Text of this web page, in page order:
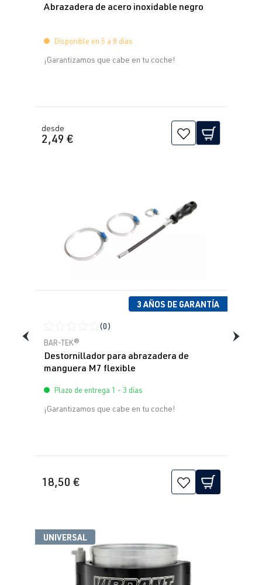
Abrazadera de acero inoxidable negro
Disponible en 5 a 8 días
¡Garantizamos que cabe en tu coche!
desde
2,49 €
3 AÑOS DE GARANTÍA
Calificación promedio de 0 de 5 estrellas
(0)
BAR-TEK®
Destornillador para abrazadera de
manguera M7 flexible
Plazo de entrega 1 - 3 días
¡Garantizamos que cabe en tu coche!
18,50 €
UNIVERSAL